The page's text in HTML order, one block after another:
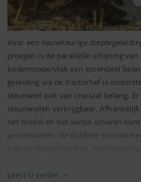
Voorscharen V2
Geschikt voor grotere hoeveelheden
en grote werkdieptes.
Voor een nauwkeurige
ploegen is de parallelle uitlijning van
bodemoppervlak van essentieel
geleiding via de tractorhef is
steunwiel ook van cruciaal belang.
steunwielen verkrijgbaar.
het model en het aantal scharen
pendelwielen, de dubbele
ploegrister. Met name de
Leest U verder